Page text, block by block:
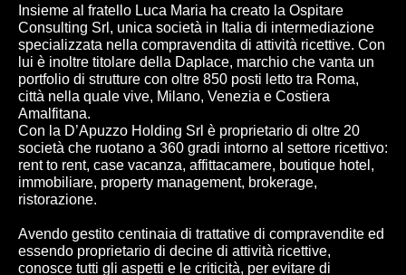
Insieme al fratello Luca Maria ha creato la Ospitare
Consulting Srl, unica società in Italia di intermediazione
specializzata nella compravendita di attività ricettive. Con
lui è inoltre titolare della Daplace, marchio che vanta un
portfolio di strutture con oltre 850 posti letto tra Roma,
città nella quale vive, Milano, Venezia e Costiera
Amalfitana.
Con la D’Apuzzo Holding Srl è proprietario di oltre 20
società che ruotano a 360 gradi intorno al settore ricettivo:
rent to rent, case vacanza, affittacamere, boutique hotel,
immobiliare, property management, brokerage,
ristorazione.
Avendo gestito centinaia di trattative di compravendite ed
essendo proprietario di decine di attività ricettive,
conosce tutti gli aspetti e le criticità, per evitare di